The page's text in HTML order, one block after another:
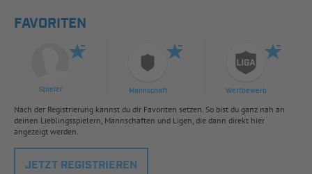
FAVORITEN
Spieler Mannschaft Wettbewerb
Nach der Registrierung kannst du dir Favoriten setzen. So bist du ganz nah an
deinen Lieblingsspielern, Mannschaften und Ligen, die dann direkt hier
angezeigt werden.
JETZT REGISTRIEREN